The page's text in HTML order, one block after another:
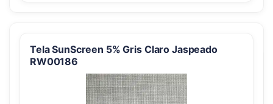
Tela SunScreen 5% Gris Claro Jaspeado
RW00186